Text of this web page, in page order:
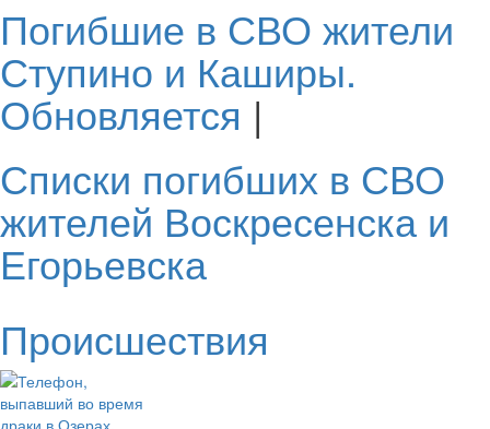
Погибшие в СВО жители
Ступино и Каширы.
Обновляется |
Списки погибших в СВО
жителей Воскресенска и
Егорьевска
Происшествия